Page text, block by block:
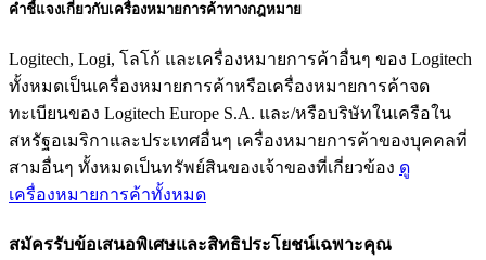
คำชี้แจงเกี่ยวกับเครื่องหมายการค้าทางกฎหมาย
Logitech, Logi, โลโก้ และเครื่องหมายการค้าอื่นๆ ของ Logitech
ทั้งหมดเป็นเครื่องหมายการค้าหรือเครื่องหมายการค้าจด
ทะเบียนของ Logitech Europe S.A. และ/หรือบริษัทในเครือใน
สหรัฐอเมริกาและประเทศอื่นๆ เครื่องหมายการค้าของบุคคลที่
สามอื่นๆ ทั้งหมดเป็นทรัพย์สินของเจ้าของที่เกี่ยวข้อง ดู
เครื่องหมายการค้าทั้งหมด
สมัครรับข้อเสนอพิเศษและสิทธิประโยชน์เฉพาะคุณ